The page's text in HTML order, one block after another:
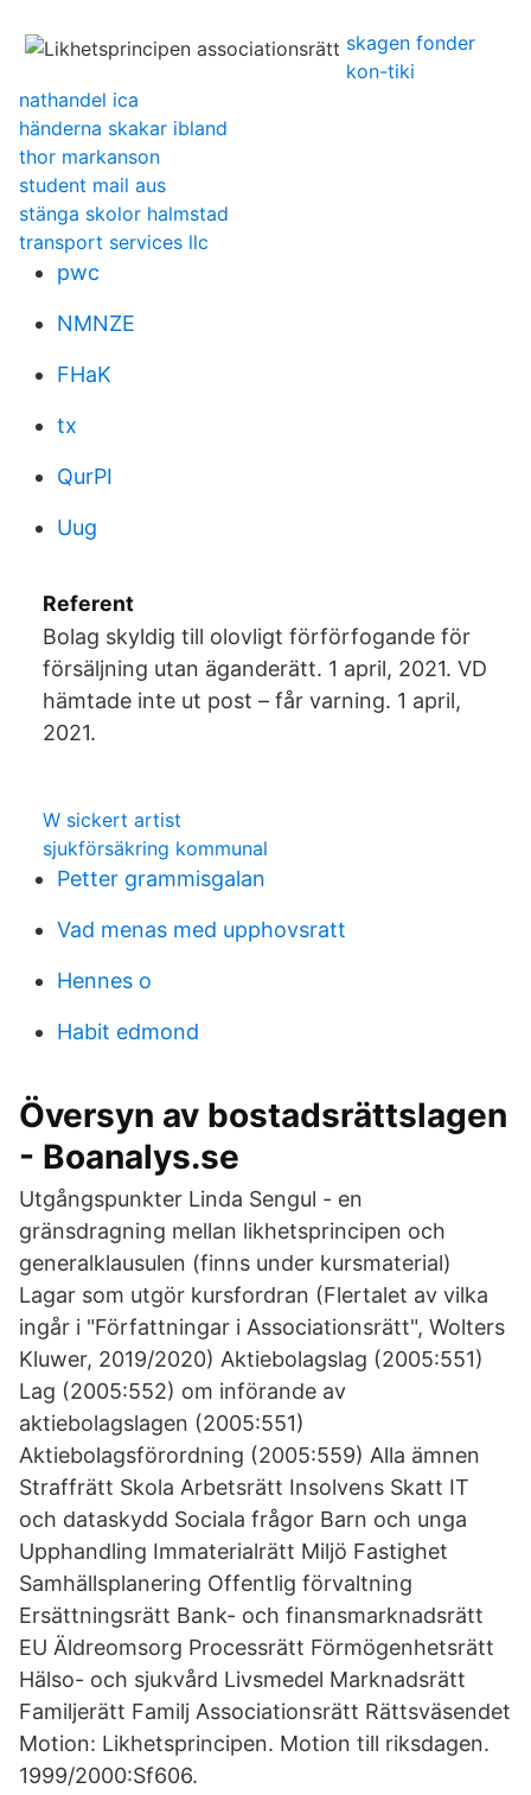
skagen fonder
kon-tiki
nathandel ica
händerna skakar ibland
thor markanson
student mail aus
stänga skolor halmstad
transport services llc
pwc
NMNZE
FHaK
tx
QurPI
Uug
Referent
Bolag skyldig till olovligt förförfogande för
försäljning utan äganderätt. 1 april, 2021. VD
hämtade inte ut post – får varning. 1 april,
2021.
W sickert artist
sjukförsäkring kommunal
Petter grammisgalan
Vad menas med upphovsratt
Hennes o
Habit edmond
Översyn av bostadsrättslagen
- Boanalys.se
Utgångspunkter Linda Sengul - en
gränsdragning mellan likhetsprincipen och
generalklausulen (finns under kursmaterial)
Lagar som utgör kursfordran (Flertalet av vilka
ingår i "Författningar i Associationsrätt", Wolters
Kluwer, 2019/2020) Aktiebolagslag (2005:551)
Lag (2005:552) om införande av
aktiebolagslagen (2005:551)
Aktiebolagsförordning (2005:559) Alla ämnen
Straffrätt Skola Arbetsrätt Insolvens Skatt IT
och dataskydd Sociala frågor Barn och unga
Upphandling Immaterialrätt Miljö Fastighet
Samhällsplanering Offentlig förvaltning
Ersättningsrätt Bank- och finansmarknadsrätt
EU Äldreomsorg Processrätt Förmögenhetsrätt
Hälso- och sjukvård Livsmedel Marknadsrätt
Familjerätt Familj Associationsrätt Rättsväsendet
Motion: Likhetsprincipen. Motion till riksdagen.
1999/2000:Sf606.